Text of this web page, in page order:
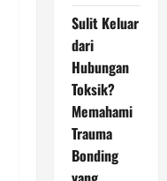
Sulit Keluar
dari
Hubungan
Toksik?
Memahami
Trauma
Bonding